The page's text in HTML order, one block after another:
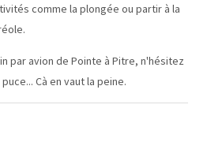
comme la plongée ou partir à la
par avion de Pointe à Pitre, n'hésitez
Cà en vaut la peine.